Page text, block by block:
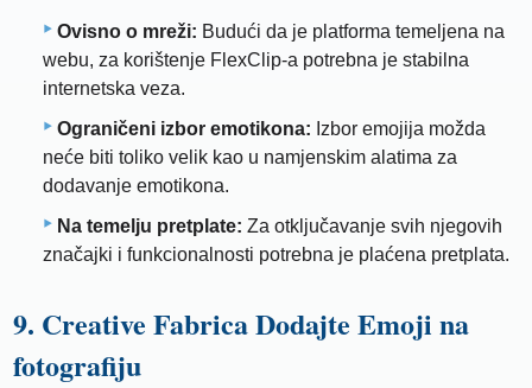
Ovisno o mreži: Budući da je platforma temeljena na
webu, za korištenje FlexClip-a potrebna je stabilna
internetska veza.
Ograničeni izbor emotikona: Izbor emojija možda
neće biti toliko velik kao u namjenskim alatima za
dodavanje emotikona.
Na temelju pretplate: Za otključavanje svih njegovih
značajki i funkcionalnosti potrebna je plaćena pretplata.
9. Creative Fabrica Dodajte Emoji na
fotografiju